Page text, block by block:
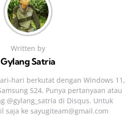
Written by
Gylang Satria
berkutat dengan Windows 11,
S24. Punya pertanyaan atau
@gylang_satria di Disqus. Untuk
saja ke sayugiteam@gmail.com